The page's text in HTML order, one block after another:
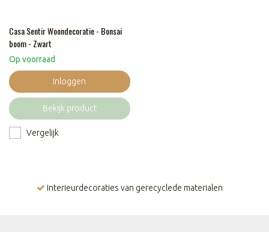
Casa Sentir Woondecoratie - Bonsai
boom - Zwart
Op voorraad
Inloggen
Bekijk product
Vergelijk
Interieurdecoraties van gerecyclede materialen